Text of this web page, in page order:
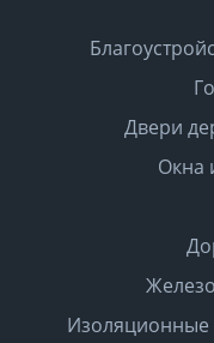
Двери
Окна